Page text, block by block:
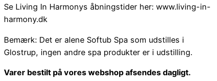
Se Living In Harmonys åbningstider her: www.living-in-
harmony.dk
Bemærk: Det er alene Softub Spa som udstilles i
Glostrup, ingen andre spa produkter er i udstilling.
Varer bestilt på vores webshop afsendes dagligt.